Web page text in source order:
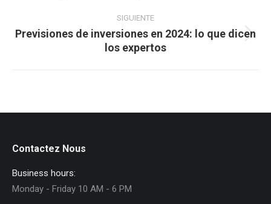
SIGUIENTE
Publicación
siguiente:
Previsiones de inversiones en 2024: lo que dicen
los expertos
Contactez Nous
Business hours:
Monday - Friday 10 AM - 6 PM